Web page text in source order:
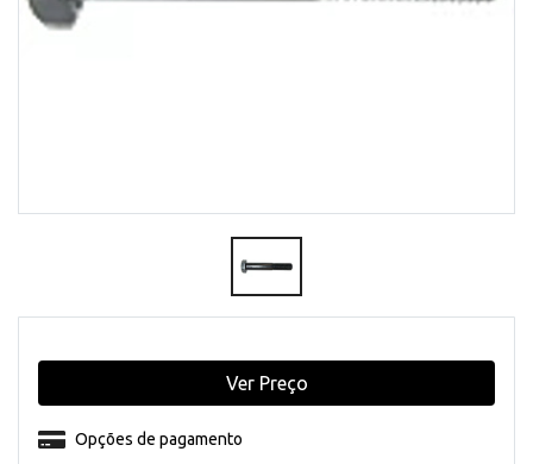
Opções de pagamento
Ver Preço